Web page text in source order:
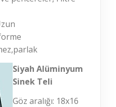
Siyah Alüminyum
Sinek Teli
Göz aralığı: 18x16